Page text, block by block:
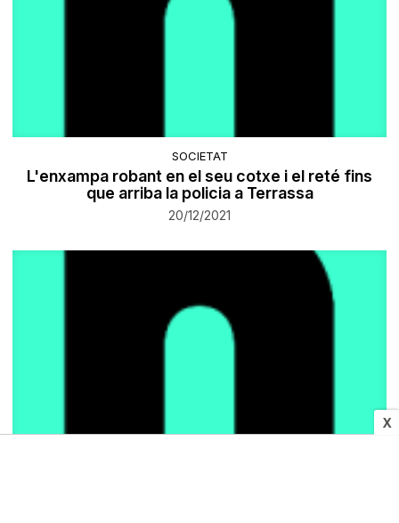
X
SOCIETAT
L'enxampa robant en el seu cotxe i el reté fins
que arriba la policia a Terrassa
20/12/2021